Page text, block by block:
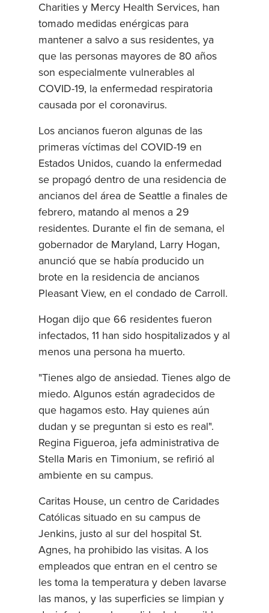
Charities y Mercy Health Services, han
tomado medidas enérgicas para
mantener a salvo a sus residentes, ya
que las personas mayores de 80 años
son especialmente vulnerables al
COVID-19, la enfermedad respiratoria
causada por el coronavirus.
Los ancianos fueron algunas de las
primeras víctimas del COVID-19 en
Estados Unidos, cuando la enfermedad
se propagó dentro de una residencia de
ancianos del área de Seattle a finales de
febrero, matando al menos a 29
residentes. Durante el fin de semana, el
gobernador de Maryland, Larry Hogan,
anunció que se había producido un
brote en la residencia de ancianos
Pleasant View, en el condado de Carroll.
Hogan dijo que 66 residentes fueron
infectados, 11 han sido hospitalizados y al
menos una persona ha muerto.
"Tienes algo de ansiedad. Tienes algo de
miedo. Algunos están agradecidos de
que hagamos esto. Hay quienes aún
dudan y se preguntan si esto es real".
Regina Figueroa, jefa administrativa de
Stella Maris en Timonium, se refirió al
ambiente en su campus.
Caritas House, un centro de Caridades
Católicas situado en su campus de
Jenkins, justo al sur del hospital St.
Agnes, ha prohibido las visitas. A los
empleados que entran en el centro se
les toma la temperatura y deben lavarse
las manos, y las superficies se limpian y